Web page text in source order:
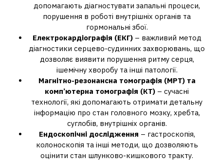
допомагають діагностувати запальні процеси,
порушення в роботі внутрішніх органів та
гормональні збої.
Електрокардіографія (ЕКГ)– важливий метод
діагностики серцево-судинних захворювань, що
дозволяє виявити порушення ритму серця,
ішемічну хворобу та інші патології.
Магнітно-резонансна томографія (МРТ) та
комп’ютерна томографія (КТ) – сучасні
технології, які допомагають отримати детальну
інформацію про стан головного мозку, хребта,
суглобів, внутрішніх органів.
Ендоскопічні дослідження – гастроскопія,
колоноскопія та інші методи, що дозволяють
оцінити стан шлунково-кишкового тракту.